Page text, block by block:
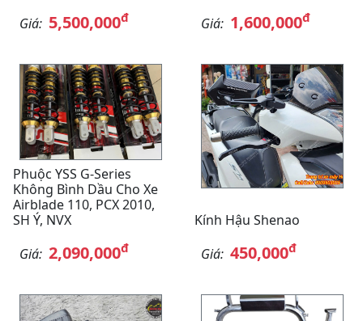
Giá: 5,500,000đ
Giá: 1,600,000đ
Phuộc YSS G-Series
Không Bình Dầu Cho Xe
Airblade 110, PCX 2010,
SH Ý, NVX
Giá: 2,090,000đ
Kính Hậu Shenao
Giá: 450,000đ